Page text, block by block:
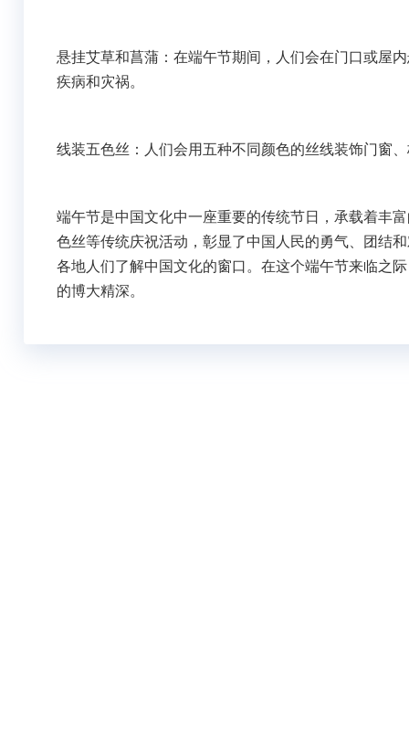
悬挂艾草和菖蒲：在端午节期间，人们会在门口或屋
疾病和灾祸。
线装五色丝：人们会用五种不同颜色的丝线装饰门窗
端午节是中国文化中一座重要的传统节日，承载着丰
色丝等传统庆祝活动，彰显了中国人民的勇气、团结
各地人们了解中国文化的窗口。在这个端午节来临之
的博大精深。